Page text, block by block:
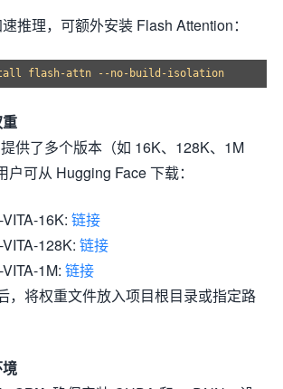
推理，可额外安装 Flash Attention：
供了多个版本（如 16K、128K、1M
户可从 Hugging Face 下载：
16K: 链接
128K: 链接
1M: 链接
，将权重文件放入项目根目录或指定路